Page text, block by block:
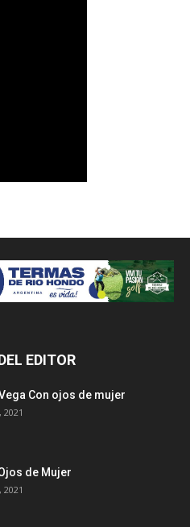
EDITOR
Con ojos de mujer
de Mujer